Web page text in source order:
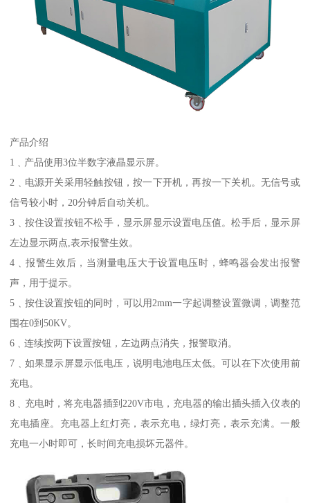
产品介绍
1﹑产品使用3位半数字液晶显示屏。
2﹑电源开关采用轻触按钮，按一下开机，再按一下关机。无信号或
信号较小时，20分钟后自动关机。
3﹑按住设置按钮不松手，显示屏显示设置电压值。松手后，显示屏
左边显示两点,表示报警生效。
4﹑报警生效后，当测量电压大于设置电压时，蜂鸣器会发出报警
声，用于提示。
5﹑按住设置按钮的同时，可以用2mm一字起调整设置微调，调整范
围在0到50KV。
6﹑连续按两下设置按钮，左边两点消失，报警取消。
7﹑如果显示屏显示低电压，说明电池电压太低。可以在下次使用前
充电。
8﹑充电时，将充电器插到220V市电，充电器的输出插头插入仪表的
充电插座。充电器上红灯亮，表示充电，绿灯亮，表示充满。一般
充电一小时即可，长时间充电损坏元器件。